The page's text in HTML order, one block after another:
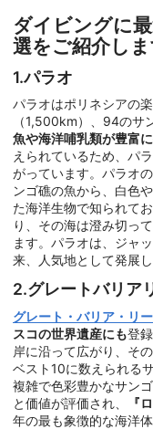
ダイビングに
選をご紹介しま
1.パラオ
パラオはポリネシアの
（1,500km）、94のサ
魚や海洋哺乳類が豊富
えられているため、パ
がっています。パラオ
ンゴ礁の魚から、白色
た海洋生物で知られて
り、その海は澄み切っ
ます。パラオは、ジャ
来、人気地として発展し
2.グレートバリア
グレート・バリア・リ
スコの世界遺産にも登
岸に沿って広がり、そ
ベスト10に数えられる
複雑で色彩豊かなサン
と価値が評価され、
『
年の最も象徴的な海洋